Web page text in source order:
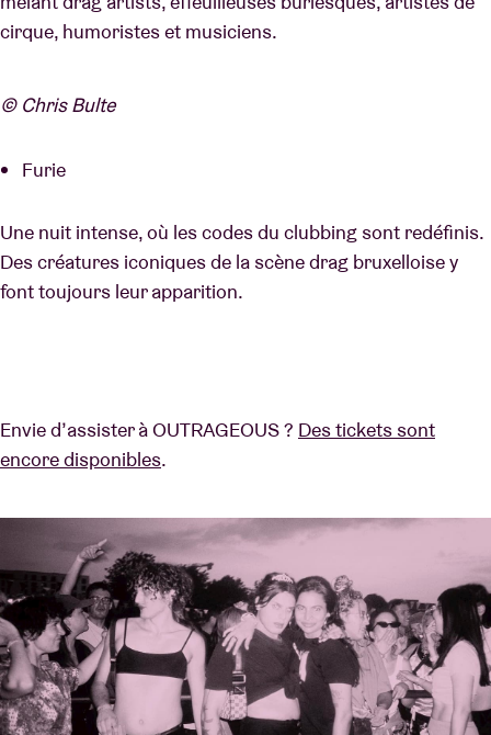
cirque, humoristes et musiciens.
© Chris Bulte
Furie
Une nuit intense, où les codes du clubbing sont redéfinis.
Des créatures iconiques de la scène drag bruxelloise y
font toujours leur apparition.
Envie d’assister à OUTRAGEOUS ? Des tickets sont
encore disponibles.